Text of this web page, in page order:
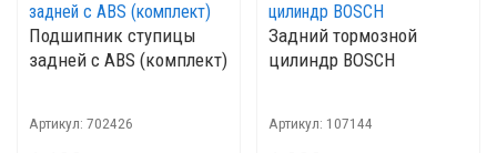
Подшипник ступицы
задней с ABS (комплект)
Артикул: 702426
Задний тормозной
цилиндр BOSCH
Артикул: 107144